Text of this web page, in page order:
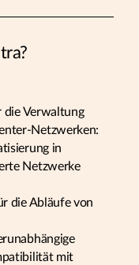
die Verwaltung
Netzwerken:
in
Netzwerke
die Abläufe von
mit